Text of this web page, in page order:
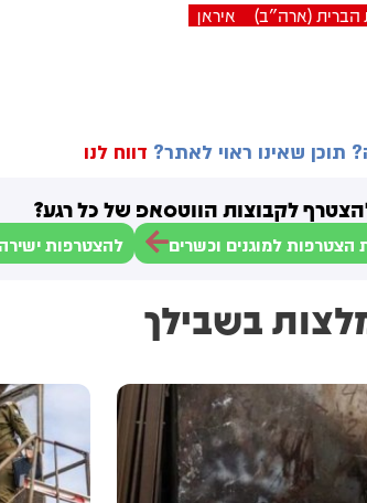
הברית (ארה"ב) איראן
שאינו ראוי לאתר? דווח לנו
לקבוצות הווטסאפ של כל רגע?
למוגנים וכשרים להצטרפות
בשבילך